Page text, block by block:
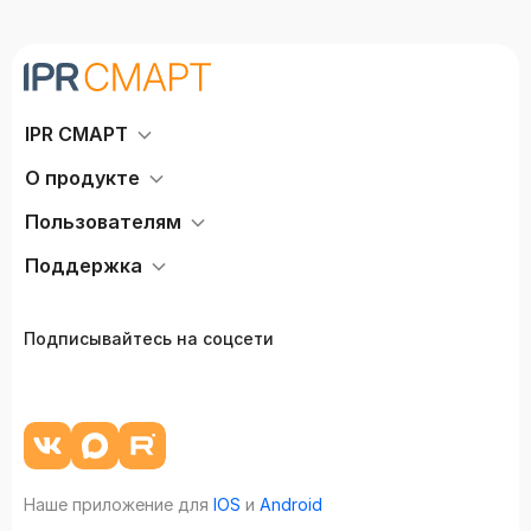
IPR СМАРТ
О продукте
Пользователям
Поддержка
Подписывайтесь на соцсети
Наше приложение для IOS и Android